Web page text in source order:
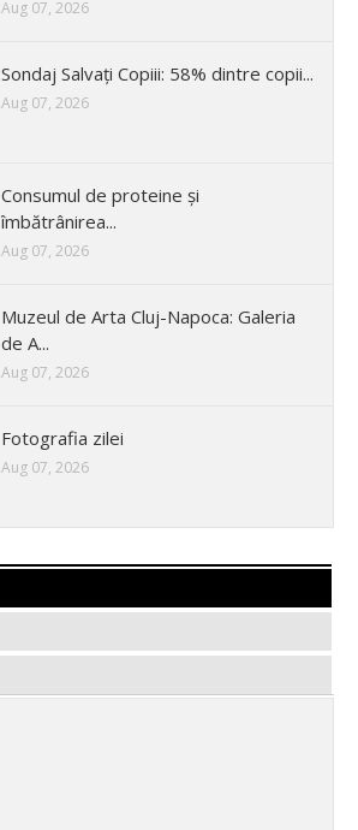
Aug 07, 2026
Sondaj Salvați Copiii: 58% dintre copii...
Aug 07, 2026
Consumul de proteine și
îmbătrânirea...
Aug 07, 2026
Muzeul de Arta Cluj-Napoca: Galeria
de A...
Aug 07, 2026
Fotografia zilei
Aug 07, 2026